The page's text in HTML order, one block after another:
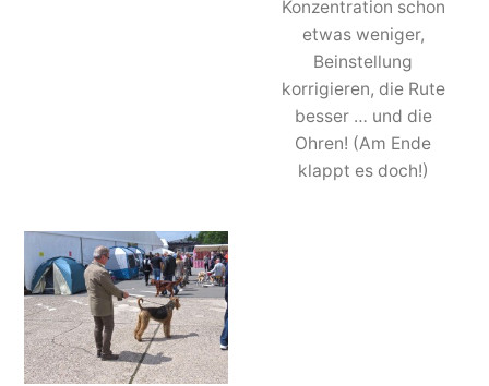
Konzentration schon
etwas weniger,
Beinstellung
korrigieren, die Rute
besser … und die
Ohren! (Am Ende
klappt es doch!)